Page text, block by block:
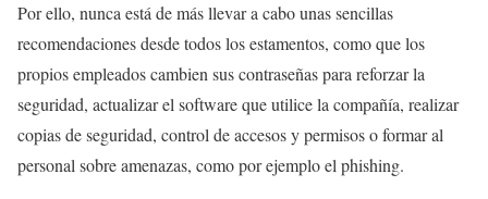
Por ello, nunca está de más llevar a cabo unas sencillas
recomendaciones desde todos los estamentos, como que los
propios empleados cambien sus contraseñas para reforzar la
seguridad, actualizar el software que utilice la compañía, realizar
copias de seguridad, control de accesos y permisos o formar al
personal sobre amenazas, como por ejemplo el phishing.